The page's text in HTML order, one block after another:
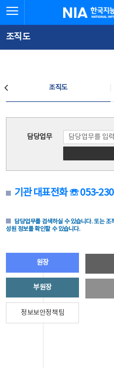
문
로
가
체
뉴
바
가
한국지능정보사
조직도
조직도
담당업무
기관 대표전화 ☏ 053-
담당업무를 검색하실 수 있습니다. 또는
성원 정보를 확인할 수 있습니다.
원장
부원장
정보보안정책팀